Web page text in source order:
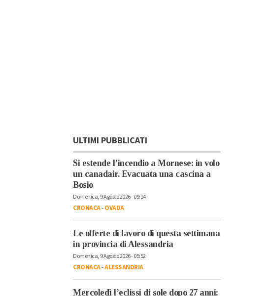
ULTIMI PUBBLICATI
Si estende l’incendio a Mornese: in volo
un canadair. Evacuata una cascina a
Bosio
Domenica, 9 Agosto 2026 - 09:14
CRONACA-OVADA
Le offerte di lavoro di questa settimana
in provincia di Alessandria
Domenica, 9 Agosto 2026 - 05:52
CRONACA-ALESSANDRIA
Mercoledì l’eclissi di sole dopo 27 anni: